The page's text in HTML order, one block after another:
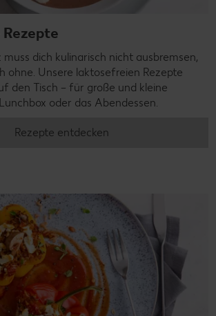
dich kulinarisch nicht ausbremsen,
ohne. Unsere laktosefreien Rezepte
den Tisch – für große und kleine
oder das Abendessen.
Rezepte entdecken